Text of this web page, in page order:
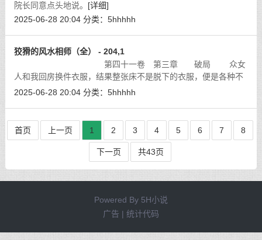
院长同意点头地说。 [详细]
2025-06-28 20:04 分类： 5hhhhh
狡猾的风水相师（全） - 204,1
第四十一卷 第三章 破局 众女
人和我回房换件衣服，结果整张床不是脱下的衣服，便是各种不
同颜色的乳罩，和站着几位脱光衣服的美人，简直是活色春香，
2025-06-28 20:04 分类： 5hhhhh
首页 上一页 1 2 3 4 5 6 7 8
下一页 共43页
Powered By 5H小说
广告 | 统计代码